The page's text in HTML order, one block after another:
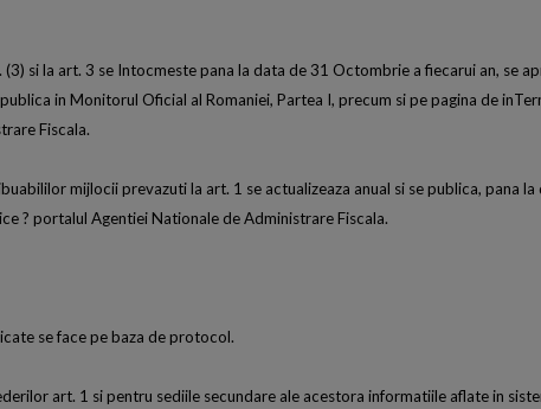
si la art. 3 se Intocmeste pana la data de 31 Octombrie a fiecarui an, se
in Monitorul Oficial al Romaniei, Partea I, precum si pe pagina de
Fiscala.
mijlocii prevazuti la art. 1 se actualizeaza anual si se publica, pana
? portalul Agentiei Nationale de Administrare Fiscala.
se face pe baza de protocol.
art. 1 si pentru sediile secundare ale acestora informatiile aflate in